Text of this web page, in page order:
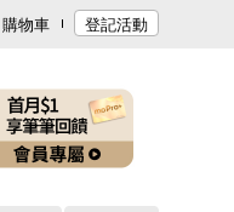
購物車 登記活動